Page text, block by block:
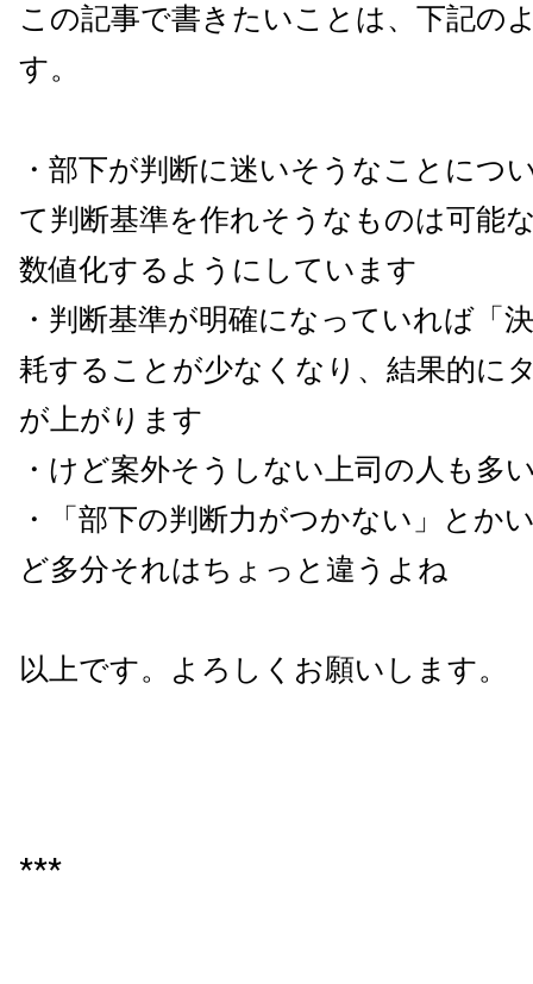
この記事で書きたいことは、下記の
す。
・部下が判断に迷いそうなことにつ
て判断基準を作れそうなものは可能
数値化するようにしています
・判断基準が明確になっていれば「
耗することが少なくなり、結果的に
が上がります
・けど案外そうしない上司の人も多
・「部下の判断力がつかない」とか
ど多分それはちょっと違うよね
以上です。よろしくお願いします。
***